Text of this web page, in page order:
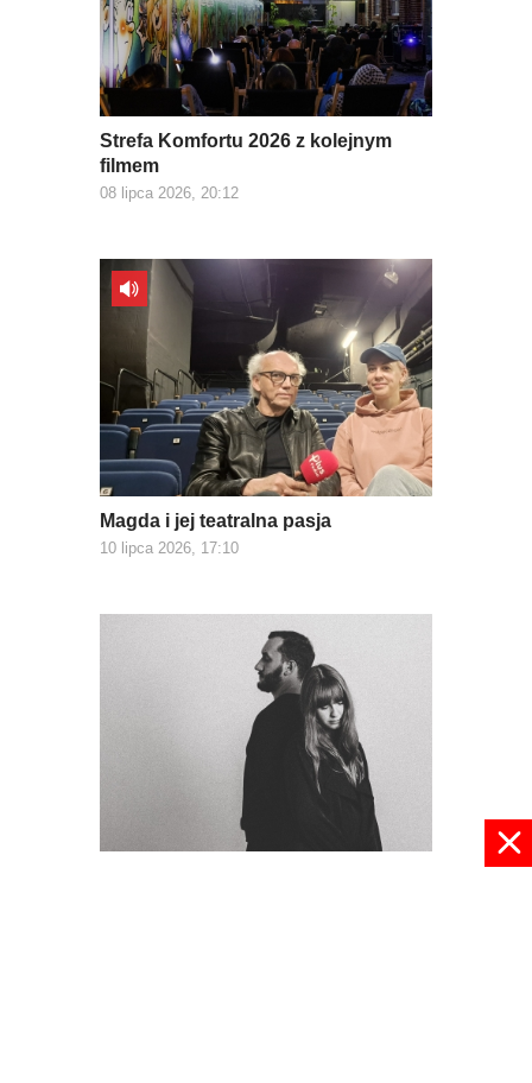
Strefa Komfortu 2026 z kolejnym
filmem
08 lipca 2026, 20:12
Magda i jej teatralna pasja
10 lipca 2026, 17:10